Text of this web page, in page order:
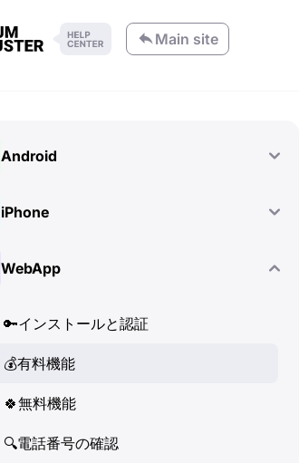
Main site
Android
🔑
📞通話と着信表示 (Caller ID)
💬SMS (テキストメッセージ)
🔍電話番号の確認
👤電話番号ページ
iPhone
🔑 インストールと認証
WebApp
🔑インストールと認証
💰有料機能
🍀無料機能
🔍電話番号の確認